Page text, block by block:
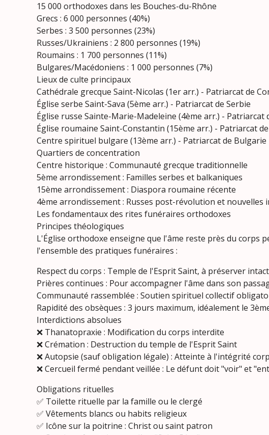
15 000 orthodoxes dans les Bouches-du-Rhône
Grecs : 6 000 personnes (40%)
Serbes : 3 500 personnes (23%)
Russes/Ukrainiens : 2 800 personnes (19%)
Roumains : 1 700 personnes (11%)
Bulgares/Macédoniens : 1 000 personnes (7%)
Lieux de culte principaux
Cathédrale grecque Saint-Nicolas (1er arr.) - Patriarcat de
Église serbe Saint-Sava (5ème arr.) - Patriarcat de Serbie
Église russe Sainte-Marie-Madeleine (4ème arr.) - Patriarcat
Église roumaine Saint-Constantin (15ème arr.) - Patriarcat
Centre spirituel bulgare (13ème arr.) - Patriarcat de Bulgarie
Quartiers de concentration
Centre historique : Communauté grecque traditionnelle
5ème arrondissement : Familles serbes et balkaniques
15ème arrondissement : Diaspora roumaine récente
4ème arrondissement : Russes post-révolution et nouvelles
Les fondamentaux des rites funéraires orthodoxes
Principes théologiques
L'Église orthodoxe enseigne que l'âme reste près du corps
l'ensemble des pratiques funéraires :
Respect du corps : Temple de l'Esprit Saint, à préserver intact
Prières continues : Pour accompagner l'âme dans son
Communauté rassemblée : Soutien spirituel collectif
Rapidité des obsèques : 3 jours maximum, idéalement le
Interdictions absolues
❌ Thanatopraxie : Modification du corps interdite
❌ Crémation : Destruction du temple de l'Esprit Saint
❌ Autopsie (sauf obligation légale) : Atteinte à l'intégrité
❌ Cercueil fermé pendant veillée : Le défunt doit "voir" et
Obligations rituelles
✅ Toilette rituelle par la famille ou le clergé
✅ Vêtements blancs ou habits religieux
✅ Icône sur la poitrine : Christ ou saint patron